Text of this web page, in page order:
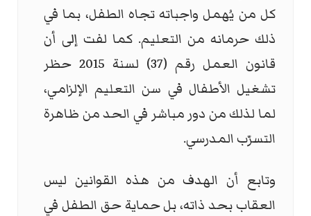
كل من يُهمل واجباته تجاه الطفل، بما في
ذلك حرمانه من التعليم. كما لفت إلى أن
قانون العمل رقم (37) لسنة 2015 حظر
تشغيل الأطفال في سن التعليم الإلزامي،
لما لذلك من دور مباشر في الحد من ظاهرة
التسرّب المدرسي.
وتابع أن الهدف من هذه القوانين ليس
العقاب بحد ذاته، بل حماية حق الطفل في